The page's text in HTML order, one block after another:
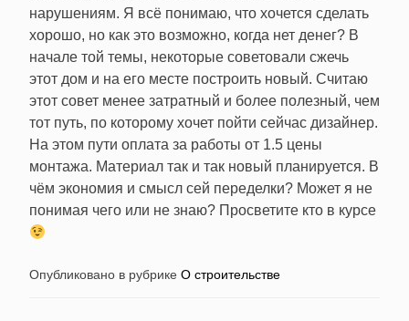
нарушениям. Я всё понимаю, что хочется сделать
хорошо, но как это возможно, когда нет денег? В
начале той темы, некоторые советовали сжечь
этот дом и на его месте построить новый. Считаю
этот совет менее затратный и более полезный, чем
тот путь, по которому хочет пойти сейчас дизайнер.
На этом пути оплата за работы от 1.5 цены
монтажа. Материал так и так новый планируется. В
чём экономия и смысл сей переделки? Может я не
понимая чего или не знаю? Просветите кто в курсе
Опубликовано в рубрике О строительстве